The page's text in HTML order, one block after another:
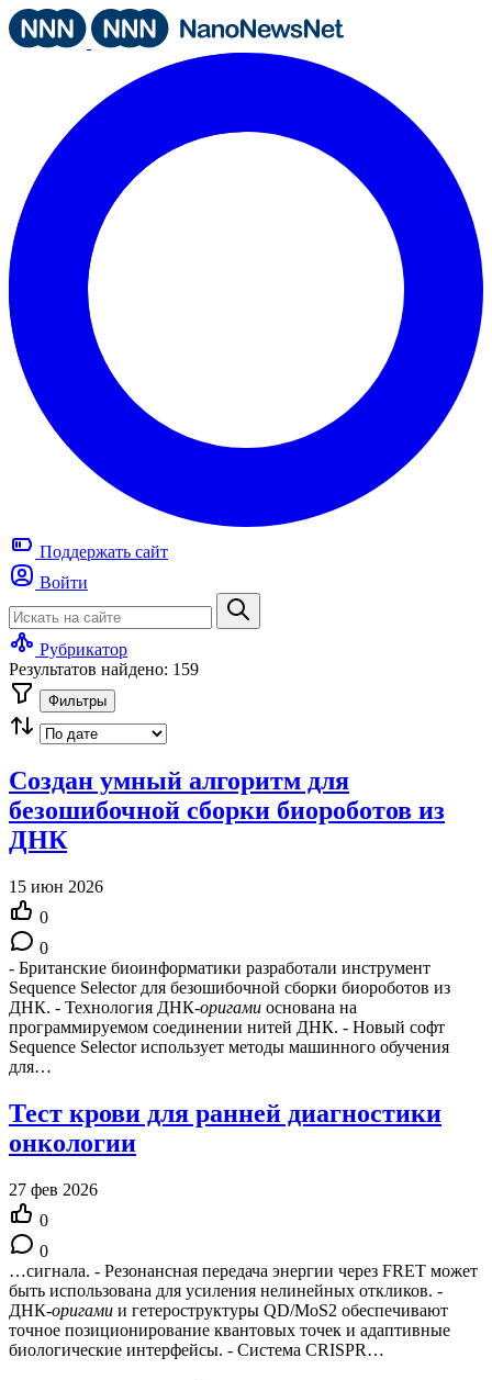
Поддержать сайт
Войти
Рубрикатор
Результатов найдено: 159
Фильтры
Создан умный алгоритм для
безошибочной сборки биороботов из
ДНК
15 июн 2026
0
0
- Британские биоинформатики разработали инструмент
Sequence Selector для безошибочной сборки биороботов из
ДНК. - Технология ДНК-оригами основана на
программируемом соединении нитей ДНК. - Новый софт
Sequence Selector использует методы машинного обучения
для…
Тест крови для ранней диагностики
онкологии
27 фев 2026
0
0
…сигнала. - Резонансная передача энергии через FRET может
быть использована для усиления нелинейных откликов. -
ДНК-оригами и гетероструктуры QD/MoS2 обеспечивают
точное позиционирование квантовых точек и адаптивные
биологические интерфейсы. - Система CRISPR…